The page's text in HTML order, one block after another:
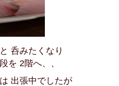
呑みたくなり
を 2階へ、、
出張中でしたが